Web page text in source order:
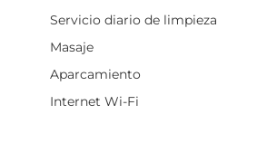
Servicio diario de limpieza
Masaje
Aparcamiento
Internet Wi-Fi